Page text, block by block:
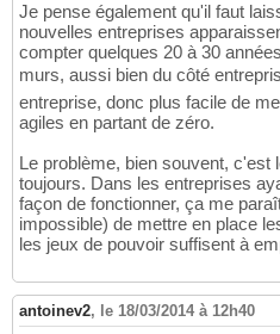
Je pense également qu'il faut
nouvelles entreprises
compter quelques 20 à 30
murs, aussi bien du côté
entreprise, donc plus facile de
agiles en partant de zéro.
Le problème, bien souvent, c'est
toujours. Dans les entreprises
façon de fonctionner, ça me
impossible) de mettre en place
les jeux de pouvoir suffisent à
antoinev2, le 18/03/2014 à 12h40